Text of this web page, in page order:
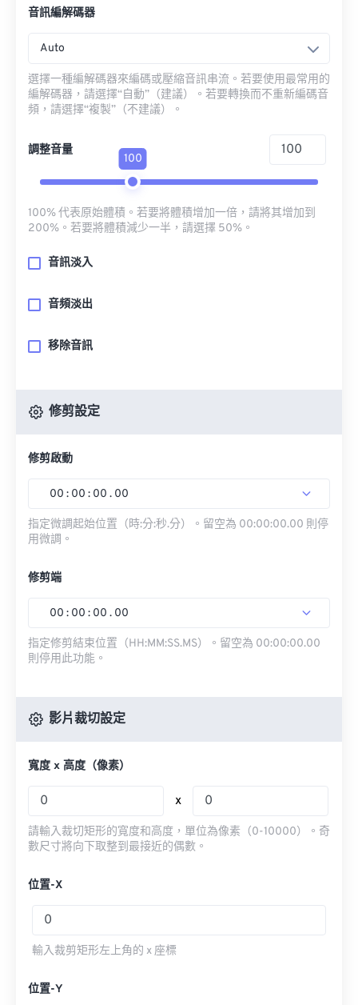
音訊編解碼器
Auto
選擇一種編解碼器來編碼或壓縮音訊串流。若要使用最常用的
編解碼器，請選擇“自動”（建議）。若要轉換而不重新編碼音
頻，請選擇“複製”（不建議）。
調整音量
100
100% 代表原始體積。若要將體積增加一倍，請將其增加到
200%。若要將體積減少一半，請選擇 50%。
音訊淡入
音頻淡出
移除音訊
修剪設定
修剪啟動
00 : 00 : 00 . 00
指定微調起始位置（時:分:秒.分）。留空為 00:00:00.00 則停
用微調。
修剪端
00 : 00 : 00 . 00
指定修剪結束位置（HH:MM:SS.MS）。留空為 00:00:00.00
則停用此功能。
影片裁切設定
寬度 x 高度（像素）
x
請輸入裁切矩形的寬度和高度，單位為像素（0-10000）。奇
數尺寸將向下取整到最接近的偶數。
位置-X
輸入裁剪矩形左上角的 x 座標
位置-Y